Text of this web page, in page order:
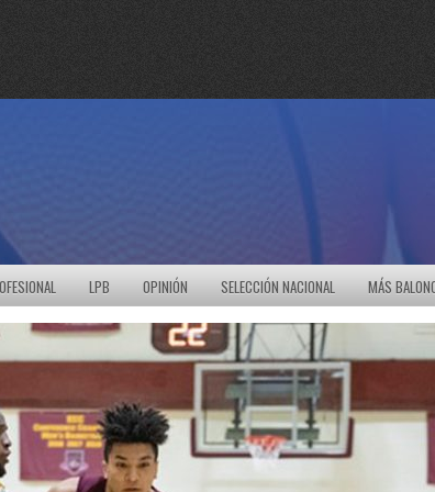
LPB OPINIÓN SELECCIÓN NACIONAL MÁS